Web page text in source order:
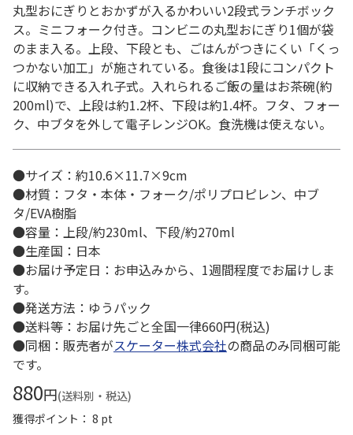
丸型おにぎりとおかずが入るかわいい2段式ランチボック
ス。ミニフォーク付き。コンビニの丸型おにぎり1個が袋
のまま入る。上段、下段とも、ごはんがつきにくい「くっ
つかない加工」が施されている。食後は1段にコンパクト
に収納できる入れ子式。入れられるご飯の量はお茶碗(約
200ml)で、上段は約1.2杯、下段は約1.4杯。フタ、フォー
ク、中ブタを外して電子レンジOK。食洗機は使えない。
●サイズ：約10.6×11.7×9cm
●材質：フタ・本体・フォーク/ポリプロピレン、中ブ
タ/EVA樹脂
●容量：上段/約230ml、下段/約270ml
●生産国：日本
●お届け予定日：お申込みから、1週間程度でお届けしま
す。
●発送方法：ゆうパック
●送料等：お届け先ごと全国一律660円(税込)
●同梱：販売者がスケーター株式会社の商品のみ同梱可能
です。
880円(送料別・税込)
獲得ポイント： 8 pt